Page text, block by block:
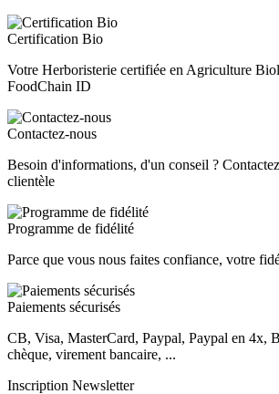
Certification Bio
Votre Herboristerie certifiée en Agriculture
FoodChain ID
Contactez-nous
Besoin d'informations, d'un conseil ?
clientèle
Programme de fidélité
Parce que vous nous faites confiance, votre
Paiements sécurisés
CB, Visa, MasterCard, Paypal, Paypal en 4x,
chèque, virement bancaire, ...
Inscription Newsletter